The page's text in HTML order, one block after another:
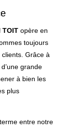
TOIT opère en
toujours
Grâce à
grande
à bien les
plus
entre notre